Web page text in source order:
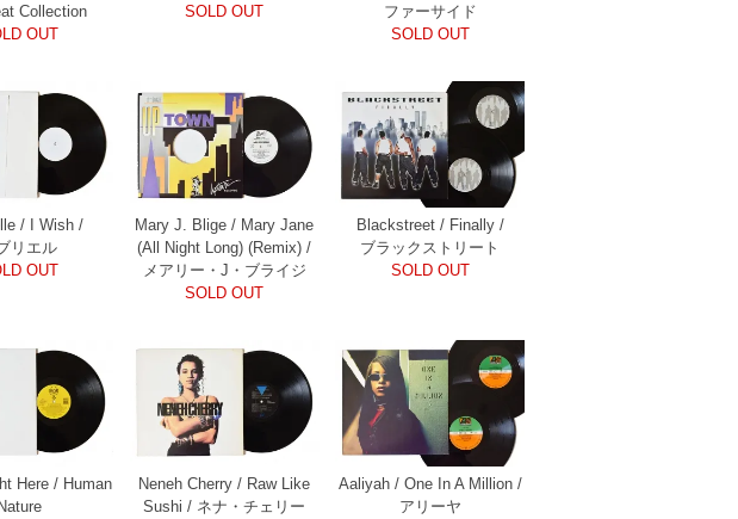
Collection
OUT
SOLD OUT
ファーサイド
SOLD OUT
/ I Wish /
リエル
OUT
Mary J. Blige / Mary Jane
(All Night Long) (Remix) /
メアリー・J・ブライジ
SOLD OUT
Blackstreet / Finally /
ブラックストリート
SOLD OUT
Here / Human
Nature
Neneh Cherry / Raw Like
Sushi / ネナ・チェリー
Aaliyah / One In A Million /
アリーヤ